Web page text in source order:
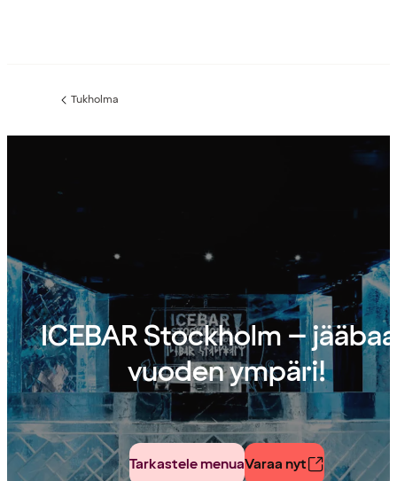
Edellinen
Tukholma
ICEBAR Stockholm –
vuoden ympäri!
Tarkastele menuaVaraa nyt